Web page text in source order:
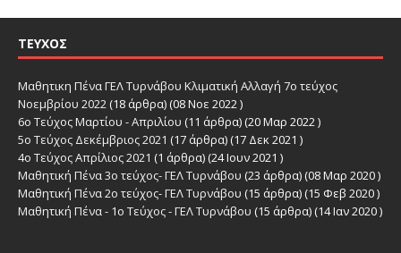
ΤΕΎΧΟΣ
Μαθητικη Πένα ΓΕΛ Τυρνάβου Κλιματική Αλλαγή 7ο τεύχος
Νοεμβρίου 2022(18 άρθρα) (08 Νοε 2022 )
6ο Τεύχος Μαρτίου - Απριλίου (11 άρθρα) (20 Μαρ 2022 )
5ο Τεύχος Δεκέμβριος 2021 (17 άρθρα) (17 Δεκ 2021 )
4ο Τεύχος Απρίλιος 2021 (1 άρθρα) (24 Ιουν 2021 )
Μαθητική Πένα 3ο τεύχος- ΓΕΛ Τυρνάβου (23 άρθρα) (08 Μαρ 2020 )
Μαθητική Πένα 2ο τεύχος- ΓΕΛ Τυρνάβου (15 άρθρα) (15 Φεβ 2020 )
Μαθητική Πένα - 1ο Τεύχος - ΓΕΛ Τυρνάβου (15 άρθρα) (14 Ιαν 2020 )